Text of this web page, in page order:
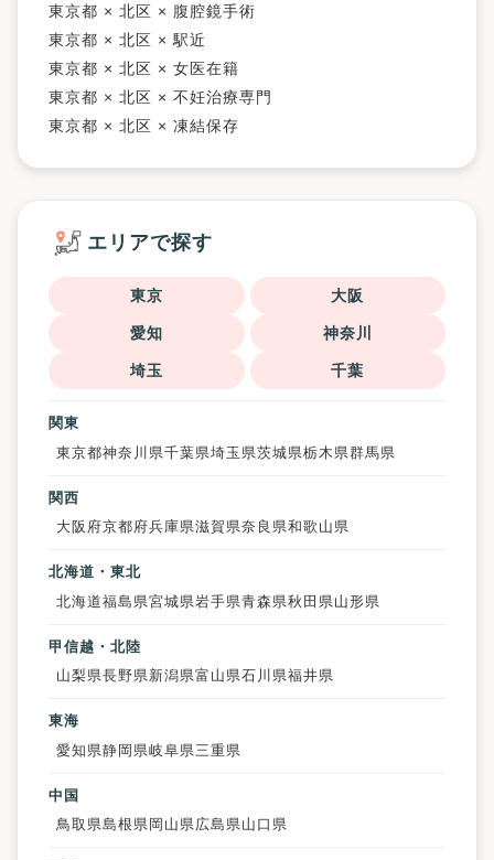
東京都 × 北区 × 腹腔鏡手術
東京都 × 北区 × 駅近
東京都 × 北区 × 女医在籍
東京都 × 北区 × 不妊治療専門
東京都 × 北区 × 凍結保存
エリアで探す
東京 大阪
愛知 神奈川
埼玉 千葉
関東
東京都神奈川県千葉県埼玉県茨城県栃木県群馬県
関西
大阪府京都府兵庫県滋賀県奈良県和歌山県
北海道・東北
北海道福島県宮城県岩手県青森県秋田県 山形県
甲信越・北陸
山梨県長野県新潟県富山県石川県福井県
東海
愛知県静岡県岐阜県 三重県
中国
鳥取県島根県 岡山県広島県山口県